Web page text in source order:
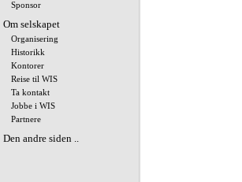
Sponsor
Om selskapet
Organisering
Historikk
Kontorer
Reise til WIS
Ta kontakt
Jobbe i WIS
Partnere
Den andre siden ..